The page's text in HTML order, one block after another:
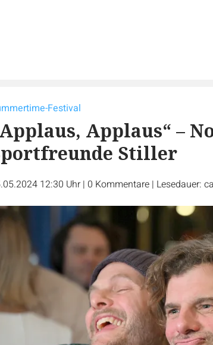
Festival
Applaus“ –
Stiller
12:30 Uhr | 0 Kommentare | Lesedauer: